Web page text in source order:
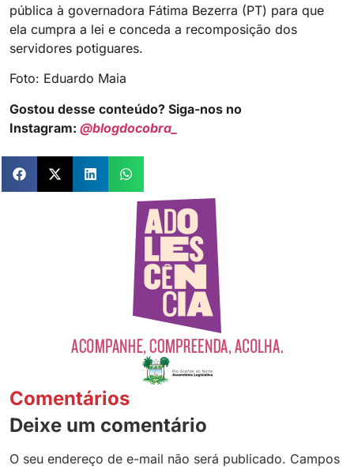
pública à governadora Fátima Bezerra (PT) para que
ela cumpra a lei e conceda a recomposição dos
servidores potiguares.
Foto: Eduardo Maia
Gostou desse conteúdo? Siga-nos no
Instagram: @blogdocobra_
Comentários
Deixe um comentário
O seu endereço de e-mail não será publicado. Campos